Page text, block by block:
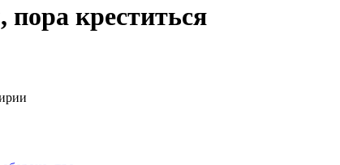
креститься